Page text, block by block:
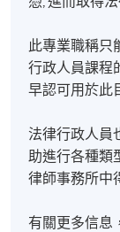
此專業職稱只
行政人員課程
早認可用於此
法律行政人員
助進行各種類
律師事務所中
有關更多信息